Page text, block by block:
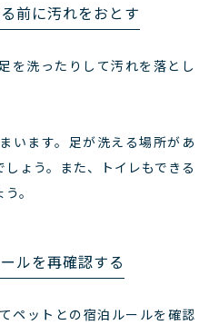
前に汚れをおとす
を洗ったりして汚れを落とし
います。足が洗える場所があ
ょう。また、トイレもできる
。
ルを再確認する
ペットとの宿泊ルールを確認